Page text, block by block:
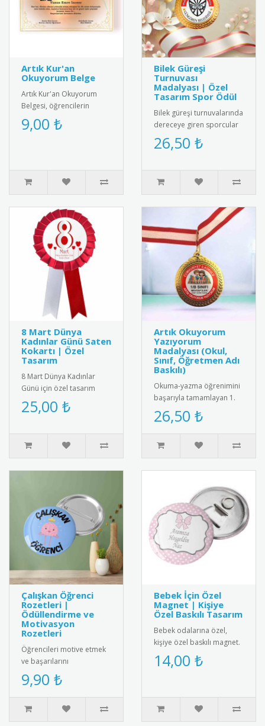
Artık Kur'an
Okuyorum Belge
Artık Kur'an Okuyorum
Belgesi, öğrencilerin
Kur'an okuma becerilerini
kutlayan anlamlı bir ödül
9,00 ₺
Bilek Güreşi
Turnuvası
Madalyası | Özel
Tasarım Spor Ödül
Bilek güreşi turnuvalarında
dereceye giren sporcular
için özel tasarım madalya.
Kaliteli metal alaşı..
26,50 ₺
8 Mart Dünya
Kadınlar Günü Saten
Kokartı | Özel
Tasarım
8 Mart Dünya Kadınlar
Günü için özel tasarım
saten kokart.Yüksek kaliteli
kadife dokulu saten
25,00 ₺
Artık Okuyorum
Yazıyorum
Madalyası (Okul,
Sınıf, Öğretmen Adı
Baskılı)
Okuma-yazma öğrenimini
başarıyla tamamlayan 1.
sınıf öğrencilerini tebrik
etmek için tasarlanmış
öze..
26,50 ₺
Çalışkan Öğrenci
Rozetleri |
Ödüllendirme ve
Motivasyon
Rozetleri
Öğrencileri motive etmek
ve başarılarını
ödüllendirmek için özel
tasarım çalışkan öğrenci
rozetleri...
9,90 ₺
Bebek İçin Özel
Magnet | Kişiye
Özel Baskılı Tasarım
Bebek odalarına özel,
kişiye özel baskılı magnet.
Buzdolabı, dolap ya da
ferforje süslemelerinde
14,00 ₺